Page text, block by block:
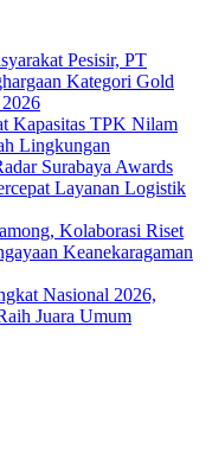
Pesisir, PT
Kategori Gold
Kapasitas TPK Nilam
Lingkungan
Surabaya Awards
Layanan Logistik
Kolaborasi Riset
Keanekaragaman
Nasional 2026,
Juara Umum